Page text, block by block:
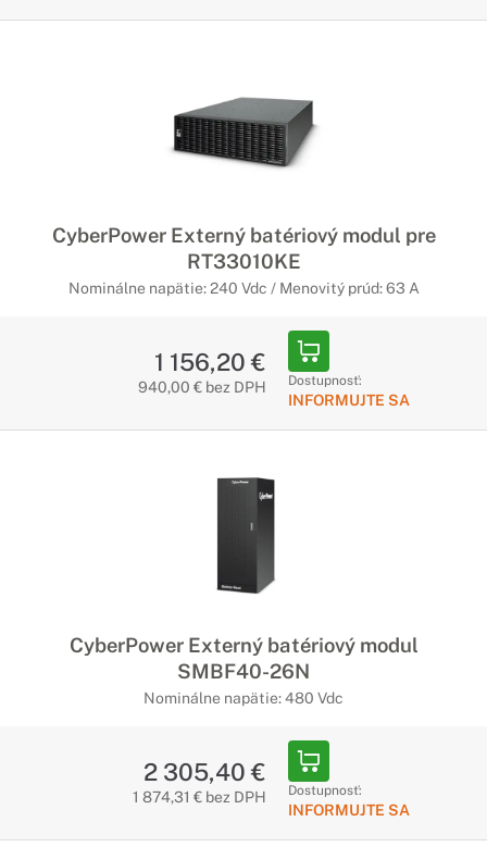
CyberPower Externý batériový modul pre
RT33010KE
Nominálne napätie: 240 Vdc / Menovitý prúd: 63 A
1 156,20 €
940,00 € bez DPH Dostupnosť:
INFORMUJTE SA
CyberPower Externý batériový modul
SMBF40-26N
Nominálne napätie: 480 Vdc
2 305,40 €
1 874,31 € bez DPH Dostupnosť:
INFORMUJTE SA